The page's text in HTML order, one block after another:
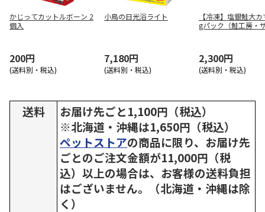
かじってカットルボーン 2
個入
200円
(送料別・税込)
小鳥の日光浴ライト
7,180円
(送料別・税込)
【冷凍】塩銀鮭大
gパック（鮭工房・
2,300円
(送料別・税込)
送料
お届け先ごと1,100円（税込）
※北海道・沖縄は1,650円（税込）
ペットストアの商品に限り、お届け先
ごとのご注文金額が11,000円（税
込）以上の場合は、お客様の送料負担
はございません。（北海道・沖縄は除
く）